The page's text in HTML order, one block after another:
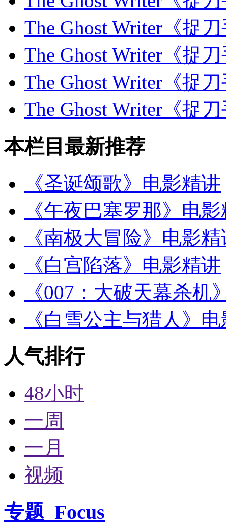
The Ghost Writer《捉
The Ghost Writer《捉
The Ghost Writer《捉
The Ghost Writer《捉
本栏目最新推荐
《圣诞颂歌》电影精讲
《午夜巴塞罗那》电
《南极大冒险》电影
《白宫陷落》电影精讲
《007：大破天幕杀机
《白雪公主与猎人》
人气排行
48小时
一周
一月
视频
专题 Focus